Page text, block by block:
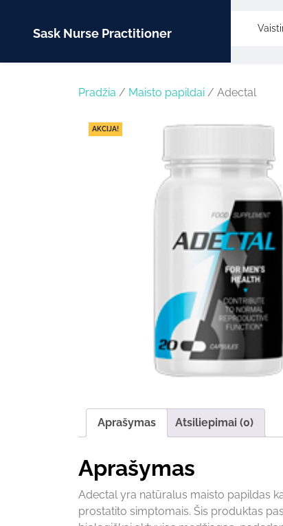
contentSask Nurse Practitioner
Pradžia / Maisto papildai / Adectal
AKCIJA!
Aprašymas Atsiliepimai (0)
Aprašymas
Adectal yra natūralus maisto papildas
prostatito simptomais. Šis produktas